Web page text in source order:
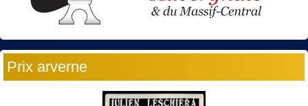
Prix arverne